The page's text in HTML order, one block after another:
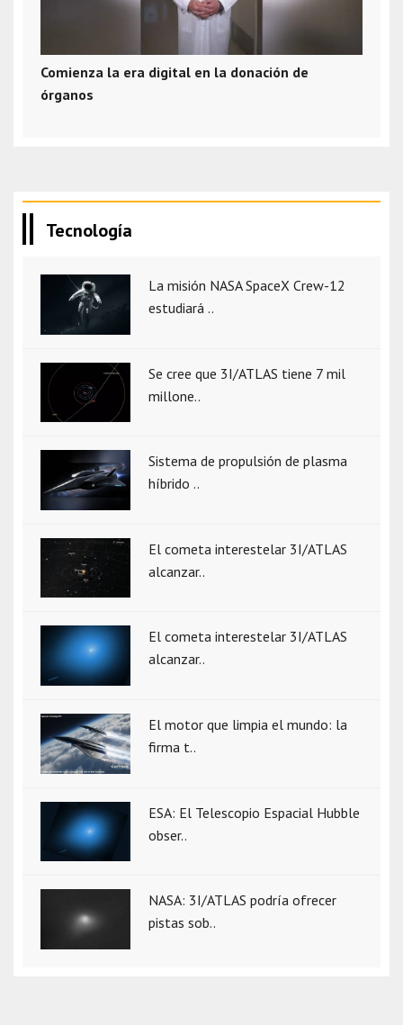
Comienza la era digital en la donación de
órganos
Tecnología
La misión NASA SpaceX Crew-12
estudiará ..
Se cree que 3I/ATLAS tiene 7 mil
millone..
Sistema de propulsión de plasma
híbrido ..
El cometa interestelar 3I/ATLAS
alcanzar..
El cometa interestelar 3I/ATLAS
alcanzar..
El motor que limpia el mundo: la
firma t..
ESA: El Telescopio Espacial Hubble
obser..
NASA: 3I/ATLAS podría ofrecer
pistas sob..